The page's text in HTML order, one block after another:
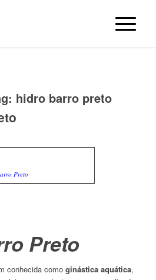
hidro barro preto
Preto
Preto
conhecida como ginástica aquática,